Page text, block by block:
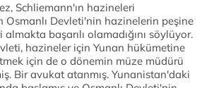
Schliemann'ın hazineleri
Osmanlı Devleti'nin hazinelerin peşine
başarılı olamadığını söylüyor.
hazineler için Yunan hükümetine
için de o dönemin müze müdürü
Bir avukat atanmış. Yunanistan'daki